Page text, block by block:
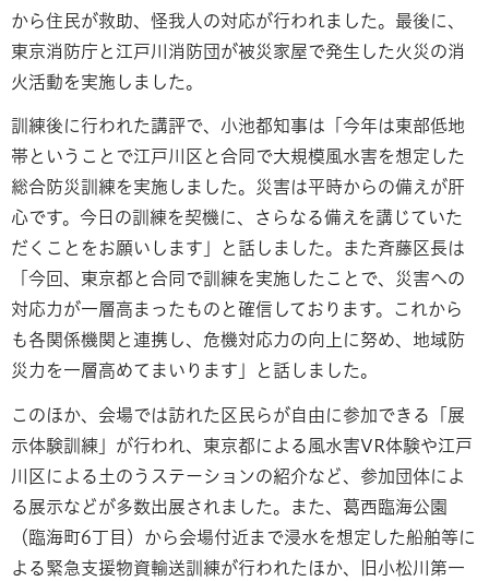
から住民が救助、怪我人の対応が行われました。最後に、
東京消防庁と江戸川消防団が被災家屋で発生した火災の消
火活動を実施しました。
訓練後に行われた講評で、小池都知事は「今年は東部低地
帯ということで江戸川区と合同で大規模風水害を想定した
総合防災訓練を実施しました。災害は平時からの備えが肝
心です。今日の訓練を契機に、さらなる備えを講じていた
だくことをお願いします」と話しました。また斉藤区長は
「今回、東京都と合同で訓練を実施したことで、災害への
対応力が一層高まったものと確信しております。これから
も各関係機関と連携し、危機対応力の向上に努め、地域防
災力を一層高めてまいります」と話しました。
このほか、会場では訪れた区民らが自由に参加できる「展
示体験訓練」が行われ、東京都による風水害VR体験や江戸
川区による土のうステーションの紹介など、参加団体によ
る展示などが多数出展されました。また、葛西臨海公園
（臨海町6丁目）から会場付近まで浸水を想定した船舶等に
よる緊急支援物資輸送訓練が行われたほか、旧小松川第一